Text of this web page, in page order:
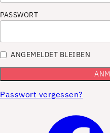
PASSWORT
ANGEMELDET BLEIBEN
Passwort vergessen?